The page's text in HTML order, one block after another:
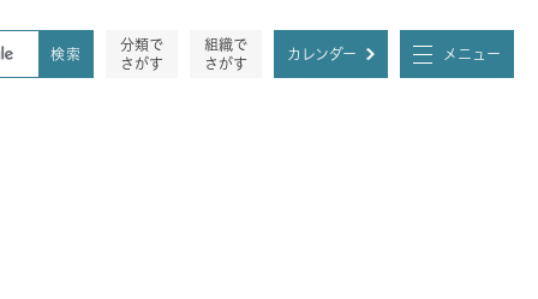
分類で
さがす
組織で
さがす
カレンダー メニュー